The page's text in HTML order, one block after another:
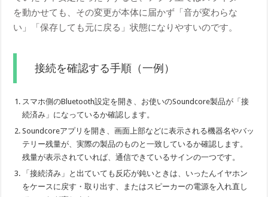
を動かせても、その変更が本体に届かず「音が変わらな
い」「保存しても元に戻る」状態になりやすいのです。
接続を確認する手順（一例）
スマホ側のBluetooth設定を開き、お使いのSoundcore製品が「接
続済み」になっているか確認します。
Soundcoreアプリを開き、画面上部などに表示される機器名やバッ
テリー残量が、実際の製品のものと一致しているか確認します。
残量が表示されていれば、通信できているサインの一つです。
「接続済み」と出ていても反応が鈍いときは、いったんイヤホン
をケースに戻す・取り出す、またはスピーカーの電源を入れ直し